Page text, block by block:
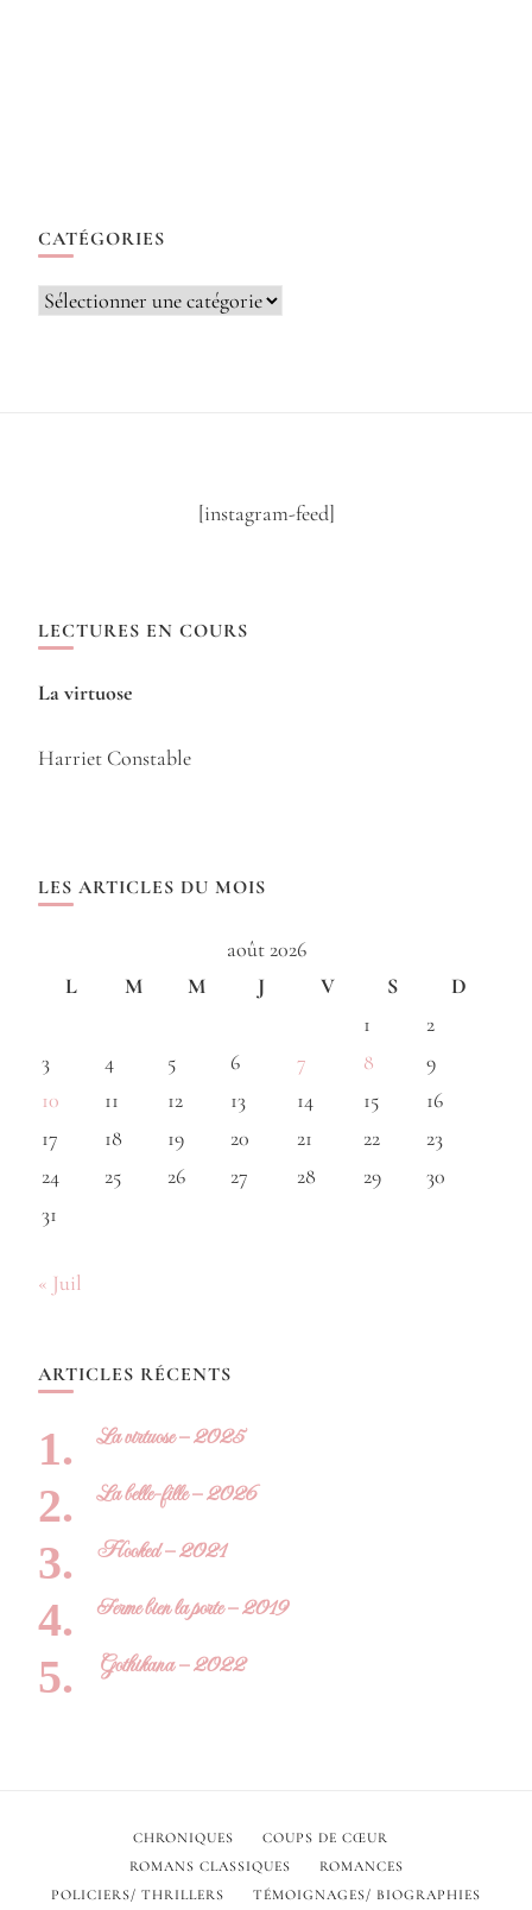
CATÉGORIES
Catégories
[instagram-feed]
LECTURES EN COURS
La virtuose
Harriet Constable
LES ARTICLES DU MOIS
août 2026
L
M M J V S
D
1
2
3
4 5 6 7 8
9
10
11 12 13 14 15
16
17
18 19 20 21 22
23
24
25 26 27 28 29
30
31
« Juil
ARTICLES RÉCENTS
La virtuose – 2025
La belle-fille – 2026
Hooked – 2021
Ferme bien la porte – 2019
Gothikana – 2022
CHRONIQUES
COUPS DE CŒUR
ROMANS CLASSIQUES
ROMANCES
POLICIERS/ THRILLERS
TÉMOIGNAGES/ BIOGRAPHIES